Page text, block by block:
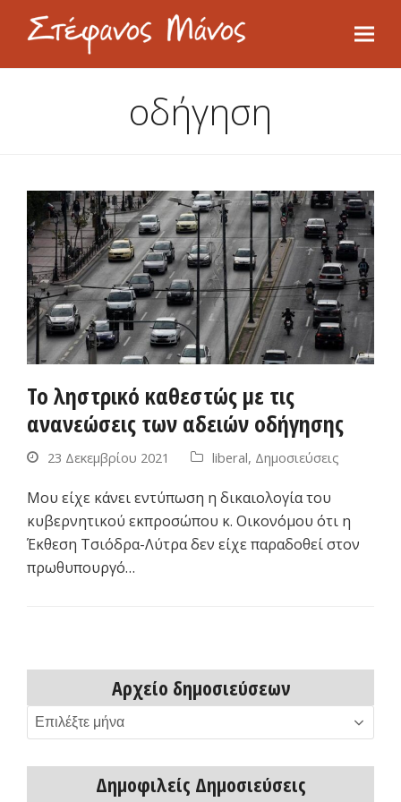
οδήγηση
Το ληστρικό καθεστώς με τις
ανανεώσεις των αδειών οδήγησης
23 Δεκεμβρίου 2021 liberal, Δημοσιεύσεις
Μου είχε κάνει εντύπωση η δικαιολογία του
κυβερνητικού εκπροσώπου κ. Οικονόμου ότι η
Έκθεση Τσιόδρα-Λύτρα δεν είχε παραδοθεί στον
πρωθυπουργό…
Αρχείο δημοσιεύσεων
Αρχείο
δημοσιεύσεων
Δημοφιλείς Δημοσιεύσεις